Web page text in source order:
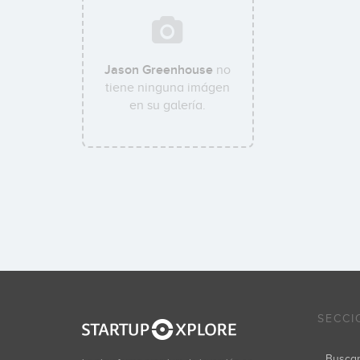
Jason Greenhouse no
tiene ninguna imágen
en su galería.